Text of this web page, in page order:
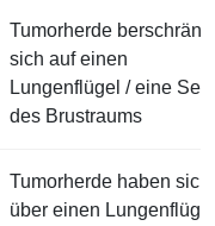
Tumorherde
sich auf einen
Lungenflügel / eine
des Brustraums
Tumorherde haben sich
über einen Lungenflügel